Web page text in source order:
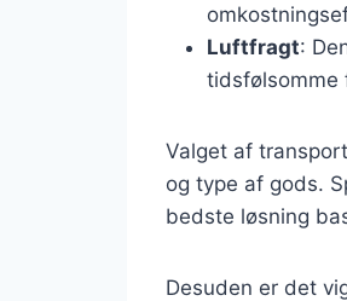
Luftfragt:
tidsfølsomme
Valget af
og type af gods.
bedste løsning
Desuden er det